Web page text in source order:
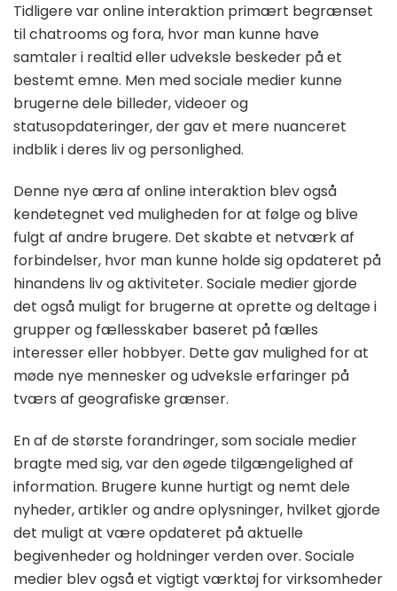
Tidligere var online interaktion primært begrænset
til chatrooms og fora, hvor man kunne have
samtaler i realtid eller udveksle beskeder på et
bestemt emne. Men med sociale medier kunne
brugerne dele billeder, videoer og
statusopdateringer, der gav et mere nuanceret
indblik i deres liv og personlighed.
Denne nye æra af online interaktion blev også
kendetegnet ved muligheden for at følge og blive
fulgt af andre brugere. Det skabte et netværk af
forbindelser, hvor man kunne holde sig opdateret på
hinandens liv og aktiviteter. Sociale medier gjorde
det også muligt for brugerne at oprette og deltage i
grupper og fællesskaber baseret på fælles
interesser eller hobbyer. Dette gav mulighed for at
møde nye mennesker og udveksle erfaringer på
tværs af geografiske grænser.
En af de største forandringer, som sociale medier
bragte med sig, var den øgede tilgængelighed af
information. Brugere kunne hurtigt og nemt dele
nyheder, artikler og andre oplysninger, hvilket gjorde
det muligt at være opdateret på aktuelle
begivenheder og holdninger verden over. Sociale
medier blev også et vigtigt værktøj for virksomheder